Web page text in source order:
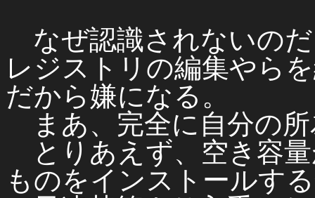
なぜ認識されないの
レジストリの編集やら
だから嫌になる。
まあ、完全に自分の
とりあえず、空き容
ものをインストールす